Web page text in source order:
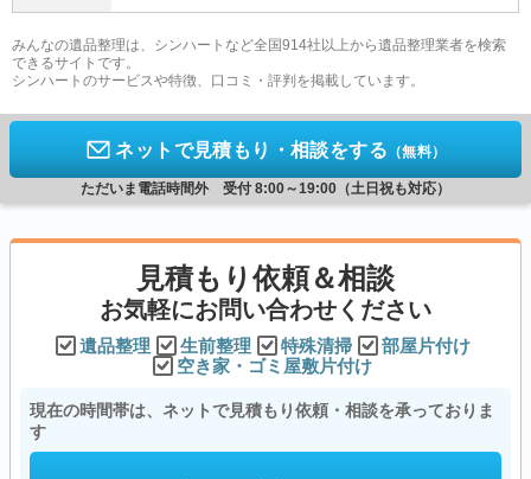
みんなの遺品整理は、シンハートなど全国914社以上から遺品整理業者を検索
できるサイトです。
シンハートのサービスや特徴、口コミ・評判を掲載しています。
ネットで見積もり・相談をする （無料）
ただいま電話時間外 受付 8:00～19:00（土日祝も対応）
見積もり依頼＆相談
お気軽にお問い合わせください
遺品整理 生前整理 特殊清掃
部屋片付け
空き家・ゴミ屋敷片付け
現在の時間帯は、ネットで見積もり依頼・相談を承っておりま
す